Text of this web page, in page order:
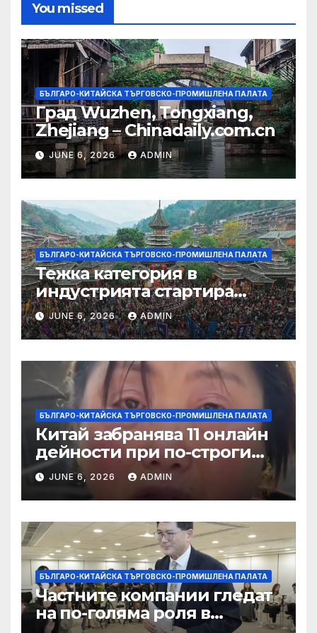
You missed
БЪЛГАРО-КИТАЙСКА ТЪРГОВСКО-ПРОМИШЛЕНА ПАЛАТА
Град Wuzhen, Tongxiang,
Zhejiang – Chinadaily.com.cn
JUNE 6, 2026 ADMIN
БЪЛГАРО-КИТАЙСКА ТЪРГОВСКО-ПРОМИШЛЕНА ПАЛАТА
Тежка категория в
индустрията стартира
алианс за космическа
слънчева енергия
JUNE 6, 2026 ADMIN
БЪЛГАРО-КИТАЙСКА ТЪРГОВСКО-ПРОМИШЛЕНА ПАЛАТА
Китай забранява 11 онлайн
дейности при по-строги
правила за ограничаване на
слуховете и
кибернасилниците
JUNE 6, 2026 ADMIN
БЪЛГАРО-КИТАЙСКА ТЪРГОВСКО-ПРОМИШЛЕНА ПАЛАТА
Частните компании гледат
на по-голяма роля в